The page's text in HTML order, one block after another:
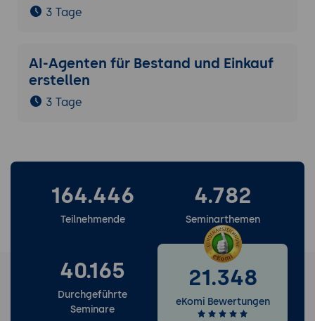
3 Tage
AI-Agenten für Bestand und Einkauf
erstellen
3 Tage
164.446
Teilnehmende
4.782
Seminarthemen
40.165
Durchgeführte
Seminare
21.348
eKomi Bewertungen